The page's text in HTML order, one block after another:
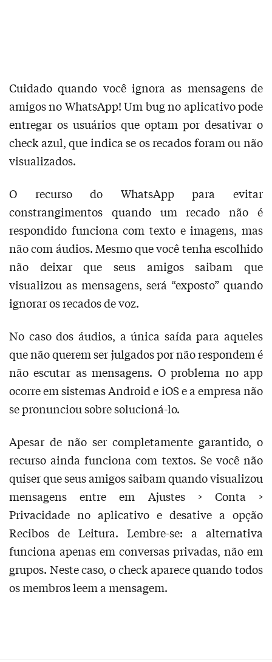
Cuidado quando você ignora as mensagens de
amigos no WhatsApp! Um bug no aplicativo pode
entregar os usuários que optam por desativar o
check azul, que indica se os recados foram ou não
visualizados.
O recurso do WhatsApp para evitar
constrangimentos quando um recado não é
respondido funciona com texto e imagens, mas
não com áudios. Mesmo que você tenha escolhido
não deixar que seus amigos saibam que
visualizou as mensagens, será “exposto” quando
ignorar os recados de voz.
No caso dos áudios, a única saída para aqueles
que não querem ser julgados por não respondem é
não escutar as mensagens. O problema no app
ocorre em sistemas Android e iOS e a empresa não
se pronunciou sobre solucioná-lo.
Apesar de não ser completamente garantido, o
recurso ainda funciona com textos. Se você não
quiser que seus amigos saibam quando visualizou
mensagens entre em Ajustes > Conta >
Privacidade no aplicativo e desative a opção
Recibos de Leitura. Lembre-se: a alternativa
funciona apenas em conversas privadas, não em
grupos. Neste caso, o check aparece quando todos
os membros leem a mensagem.